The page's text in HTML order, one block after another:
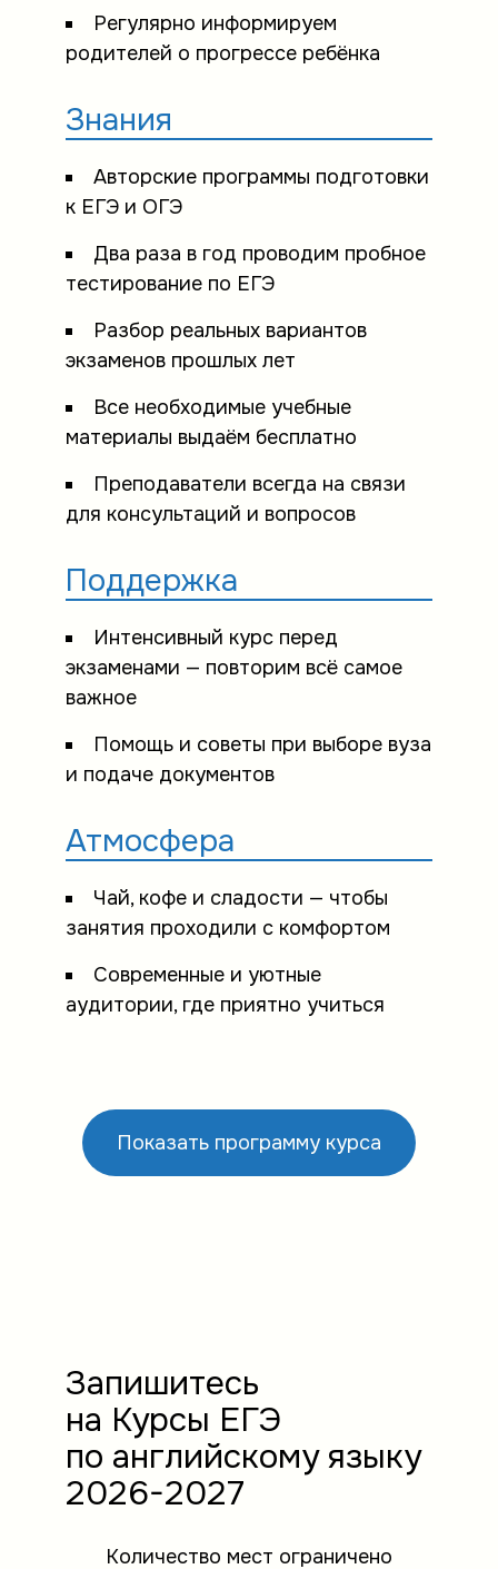
Регулярно информируем
родителей о прогрессе ребёнка
Знания
Авторские программы подготовки
к ЕГЭ и ОГЭ
Два раза в год проводим пробное
тестирование по ЕГЭ
Разбор реальных вариантов
экзаменов прошлых лет
Все необходимые учебные
материалы выдаём бесплатно
Преподаватели всегда на связи
для консультаций и вопросов
Поддержка
Интенсивный курс перед
экзаменами — повторим всё самое
важное
Помощь и советы при выборе вуза
и подаче документов
Атмосфера
Чай, кофе и сладости — чтобы
занятия проходили с комфортом
Современные и уютные
аудитории, где приятно учиться
Показать программу курса
Запишитесь
на Курсы ЕГЭ
по английскому языку
2026-2027
Количество мест ограничено